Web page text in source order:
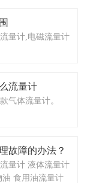
输出一个补偿后
了对气体、蒸汽
量计,电磁流量计
流量计
气体流量计。
故障的办法？
量计 液体流量计
食用油流量计